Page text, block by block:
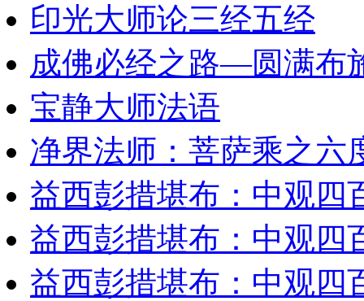
印光大师论三经五经
成佛必经之路—圆满布
宝静大师法语
净界法师：菩萨乘之
益西彭措堪布：中观四
益西彭措堪布：中观四
益西彭措堪布：中观四